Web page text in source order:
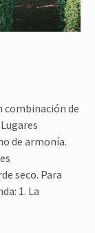
combinación de
de armonía.
seco. Para
1. La